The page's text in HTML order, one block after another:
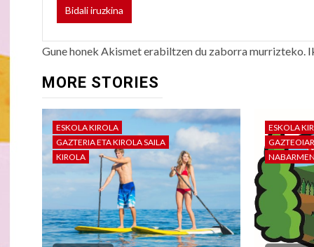
Gune honek Akismet erabiltzen du zaborra murrizteko.
MORE STORIES
ESKOLA KIROLA
GAZTERIA ETA KIROLA SAILA
KIROLA
ESKOLA